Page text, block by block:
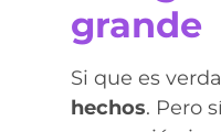
grande
Si que es
hechos. Pero